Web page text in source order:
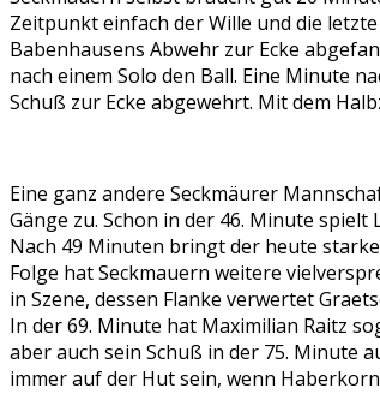
Zeitpunkt einfach der Wille und die
Babenhausens Abwehr zur Ecke
nach einem Solo den Ball. Eine Minute
Schuß zur Ecke abgewehrt. Mit dem
Eine ganz andere Seckmäurer
Gänge zu. Schon in der 46. Minute
Nach 49 Minuten bringt der heute
Folge hat Seckmauern weitere
in Szene, dessen Flanke verwertet
In der 69. Minute hat Maximilian Raitz
aber auch sein Schuß in der 75. Minute
immer auf der Hut sein, wenn